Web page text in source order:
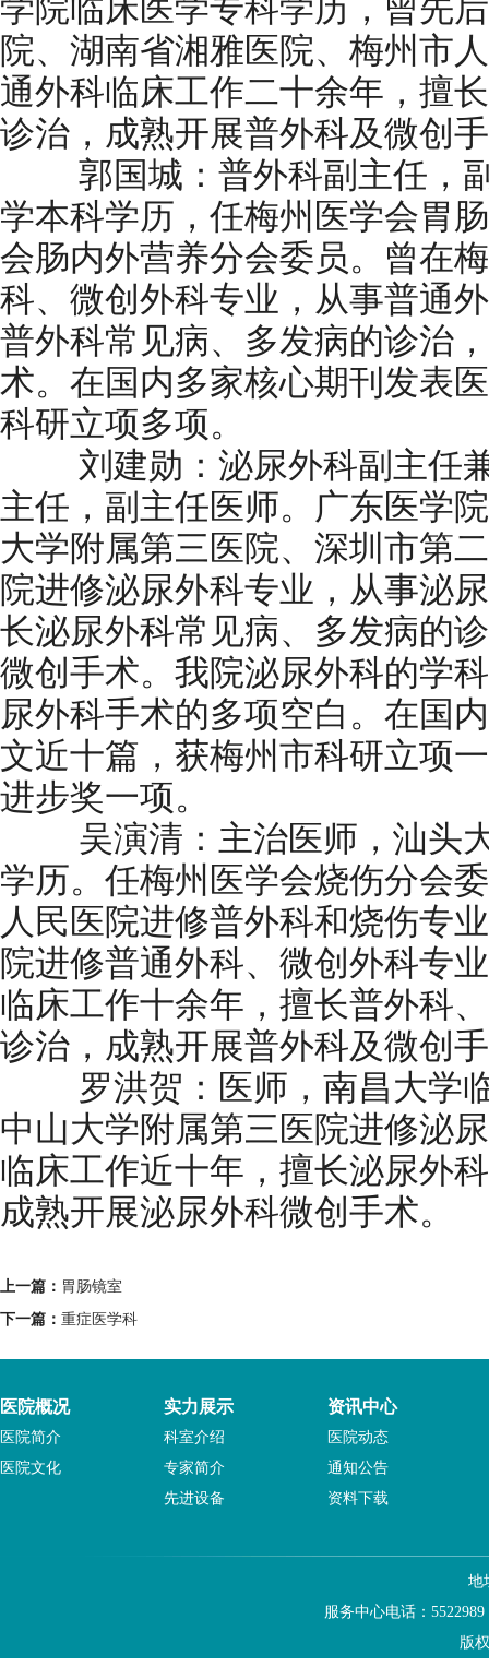
学院临床医学专科学历，曾先
院、湖南省湘雅医院、梅州市
通外科临床工作二十余年，擅
诊治，成熟开展普外科及微创
郭国城：普外科副主任，副
学本科学历，任梅州医学会胃
会肠内外营养分会委员。曾在
科、微创外科专业，从事普通
普外科常见病、多发病的诊治
术。在国内多家核心期刊发表
科研立项多项。
刘建勋：泌尿外科副主任兼
主任，副主任医师。广东医学
大学附属第三医院、深圳市第
院进修泌尿外科专业，从事泌
长泌尿外科常见病、多发病的
微创手术。我院泌尿外科的学
尿外科手术的多项空白。在国
文近十篇，获梅州市科研立项
进步奖一项。
吴演清：主治医师，汕头大
学历。任梅州医学会烧伤分会
人民医院进修普外科和烧伤专
院进修普通外科、微创外科专
临床工作十余年，擅长普外科
诊治，成熟开展普外科及微创
罗洪贺：医师，南昌大学临
中山大学附属第三医院进修泌
临床工作近十年，擅长泌尿外
成熟开展泌尿外科微创手术。
上一篇： 胃肠镜室
下一篇： 重症医学科
医院概况
医院简介
医院文化
实力展示
科室介绍
专家简介
先进设备
资讯中心
医院动态
通知公告
资料下载
地
服务中心电话：
版